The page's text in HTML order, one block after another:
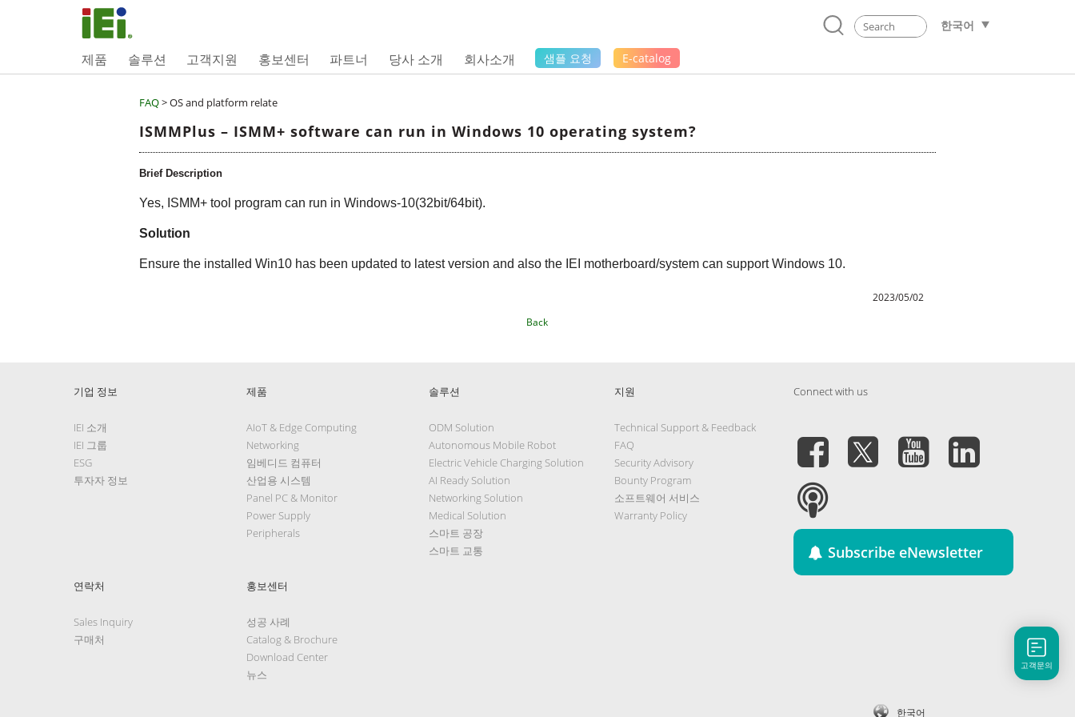
한국어
제품 솔루션 고객지원 홍보센터 파트너 당사 소개 회사소개 샘플 요청 E-catalog
FAQ> OS and platform relate
ISMMPlus – ISMM+ software can run in Windows 10 operating system?
Brief Description
Yes, ISMM+ tool program can run in Windows-10(32bit/64bit).
Solution
Ensure the installed Win10 has been updated to latest version and also the IEI motherboard/system can support Windows 10.
2023/05/02
Back
기업 정보
IEI 소개
IEI 그룹
ESG
투자자 정보
제품
AIoT & Edge Computing
Networking
임베디드 컴퓨터
산업용 시스템
Panel PC & Monitor
Power Supply
Peripherals
솔루션
ODM Solution
Autonomous Mobile Robot
Electric Vehicle Charging Solution
AI Ready Solution
Networking Solution
Medical Solution
스마트 공장
스마트 교통
지원
Technical Support & Feedback
FAQ
Security Advisory
Bounty Program
소프트웨어 서비스
Warranty Policy
연락처
Sales Inquiry
구매처
홍보센터
성공 사례
Catalog & Brochure
Download Center
뉴스
Connect with us
Subscribe eNewsletter
한국어
고객문의